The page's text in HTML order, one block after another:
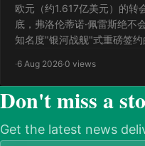
欧元（约1.617亿美元）的转
底，弗洛伦蒂诺·佩雷斯绝不
知名度"银河战舰"式重磅签
·6 Aug 2026·0 views
Don't miss a
Get the latest news